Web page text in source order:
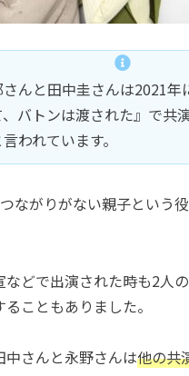
んと田中圭さんは2021年
、バトンは渡された』で共
われています。
ながりがない親子という
などで出演された時も2人
こともありました。
中さんと永野さんは他の共